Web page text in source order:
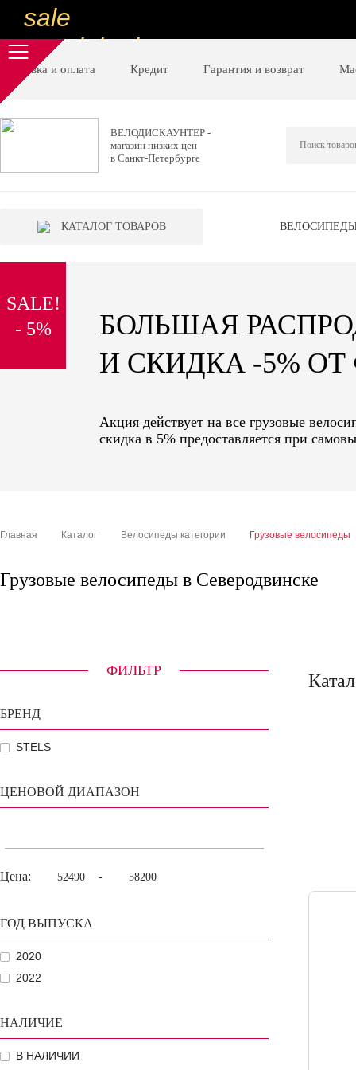
sale
special price
sale
низкие цены
вот дешево
special price
sale
надо брать
sale
Доставка и оплата Кредит Гарантия и возврат
ВЕЛОДИСКАУНТЕР -
магазин низких цен
в Санкт-Петербурге
КАТАЛОГ ТОВАРОВ
SALE!
- 5%
БОЛЬШАЯ
И СКИДКА -5%
Акция действует на все грузовые
скидка в 5% предоставляется при
Главная Каталог Велосипеды категории Грузовые велосипеды
Грузовые велосипеды в Северодвинске
ФИЛЬТР
БРЕНД
STELS
ЦЕНОВОЙ ДИАПАЗОН
Цена: -
ГОД ВЫПУСКА
2020
2022
НАЛИЧИЕ
В НАЛИЧИИ